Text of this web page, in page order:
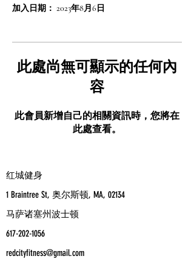
加入日期： 2023年8月6日
此處尚無可顯示的任何內
容
此會員新增自己的相關資訊時，您將在
此處查看。
红城健身
1 Braintree St, 奥尔斯顿, MA, 02134
马萨诸塞州波士顿
617-202-1056
redcityfitness@gmail.com